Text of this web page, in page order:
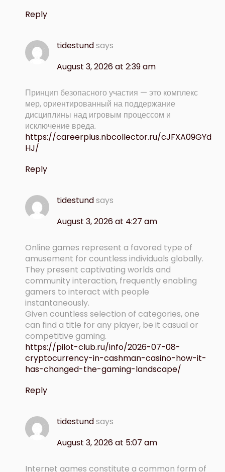
Reply
tidestundsays
August 3, 2026 at 2:39 am
Принцип безопасного участия — это комплекс
мер, ориентированный на поддержание
дисциплины над игровым процессом и
исключение вреда.
https://careerplus.nbcollector.ru/cJFXA09GYd
HJ/
Reply
tidestundsays
August 3, 2026 at 4:27 am
Online games represent a favored type of
amusement for countless individuals globally.
They present captivating worlds and
community interaction, frequently enabling
gamers to interact with people
instantaneously.
Given countless selection of categories, one
can find a title for any player, be it casual or
competitive gaming.
https://pilot-club.ru/info/2026-07-08-
cryptocurrency-in-cashman-casino-how-it-
has-changed-the-gaming-landscape/
Reply
tidestundsays
August 3, 2026 at 5:07 am
Internet games constitute a common form of